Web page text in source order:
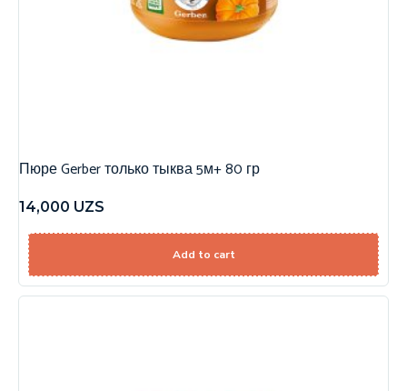
Пюре Gerber только тыква 5м+ 80 гр
14,000 UZS
Add to cart